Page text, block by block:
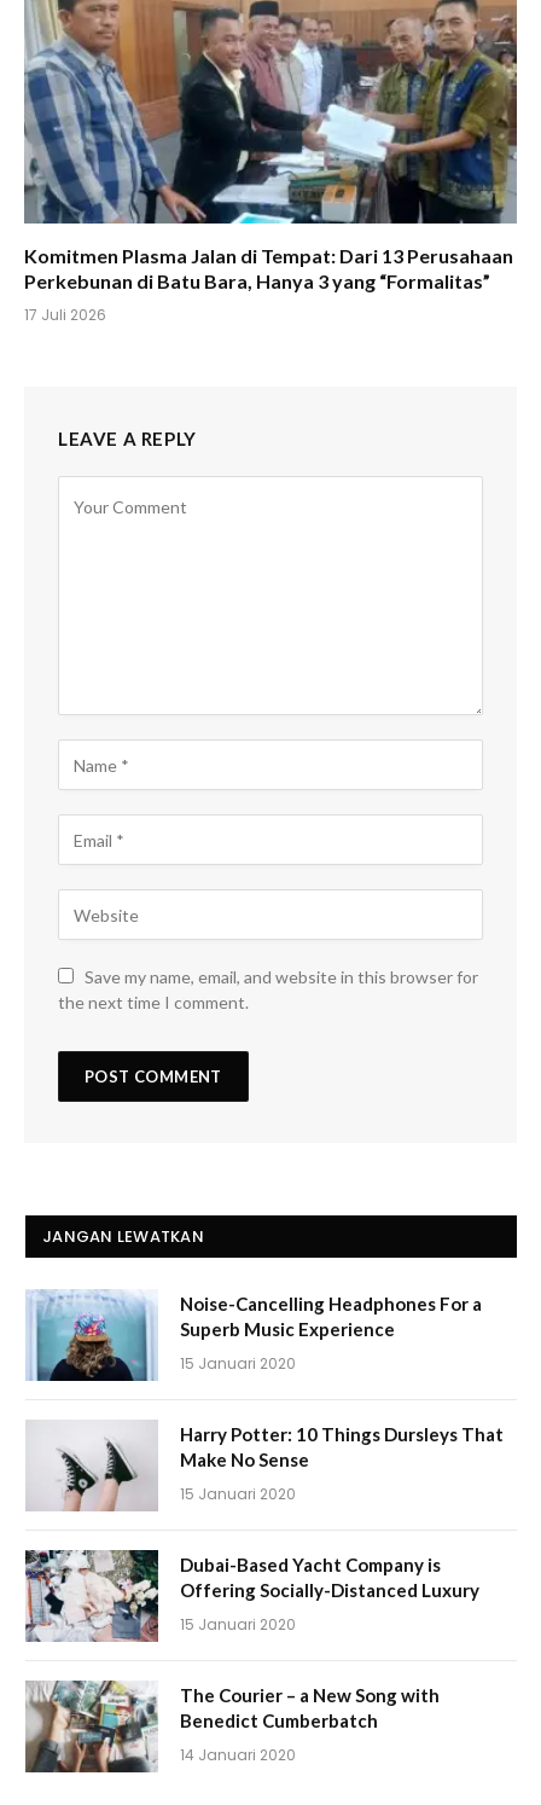
Komitmen Plasma Jalan di Tempat: Dari 13 Perusahaan
Perkebunan di Batu Bara, Hanya 3 yang “Formalitas”
17 Juli 2026
LEAVE A REPLY
Save my name, email, and website in this browser for
the next time I comment.
JANGAN LEWATKAN
Noise-Cancelling Headphones For a
Superb Music Experience
15 Januari 2020
Harry Potter: 10 Things Dursleys That
Make No Sense
15 Januari 2020
Dubai-Based Yacht Company is
Offering Socially-Distanced Luxury
15 Januari 2020
The Courier – a New Song with
Benedict Cumberbatch
14 Januari 2020